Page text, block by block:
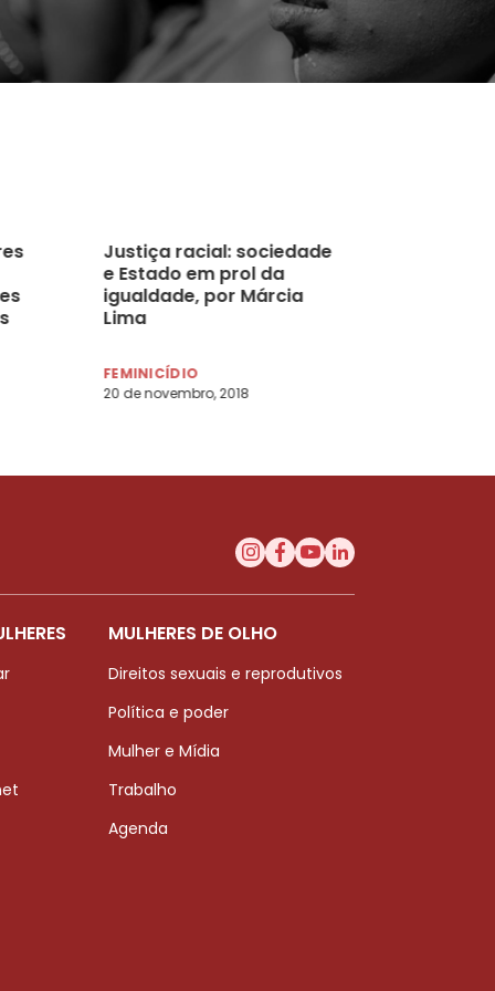
Justiça racial: sociedade
e Estado em prol da
igualdade, por Márcia
Lima
FEMINICÍDIO
20 de novembro, 2018
MULHERES DE OLHO
Direitos sexuais e reprodutivos
Política e poder
Mulher e Mídia
Trabalho
Agenda